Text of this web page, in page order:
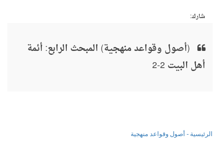
شارك:
(أصول وقواعد منهجية) المبحث الرابع: أئمة
أهل البيت 2-2
الرئيسية - أصول وقواعد منهجية